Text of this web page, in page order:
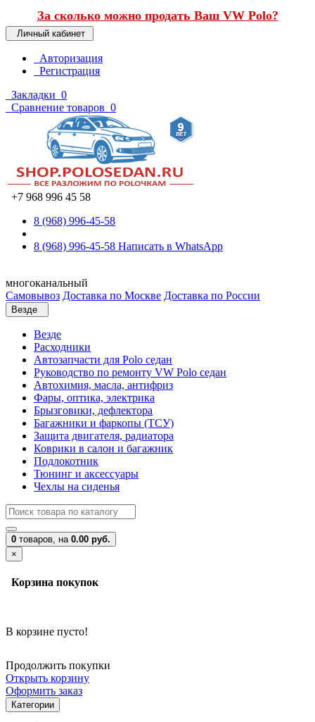
За сколько можно продать Ваш VW Polo?
Личный кабинет
Авторизация
Регистрация
Закладки 0
Сравнение товаров 0
+7 968 996 45 58
8 (968) 996-45-58
8 (968) 996-45-58 Написать в WhatsApp
многоканальный
Самовывоз Доставка по Москве Доставка по России
Везде
Везде
Расходники
Автозапчасти для Polo седан
Руководство по ремонту VW Polo седан
Автохимия, масла, антифриз
Фары, оптика, электрика
Брызговики, дефлектора
Багажники и фаркопы (ТСУ)
Защита двигателя, радиатора
Коврики в салон и багажник
Подлокотник
Тюнинг и аксессуары
Чехлы на сиденья
0 товаров, на 0.00 руб.
×
Корзина покупок
В корзине пусто!
Продолжить покупки
Открыть корзину
Оформить заказ
Категории